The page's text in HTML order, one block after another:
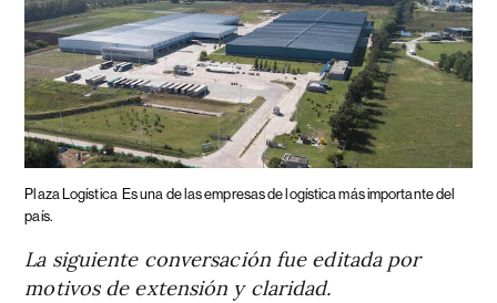
Plaza Logística Es una de las empresas de logística más importante del
país.
La siguiente conversación fue editada por
motivos de extensión y claridad.